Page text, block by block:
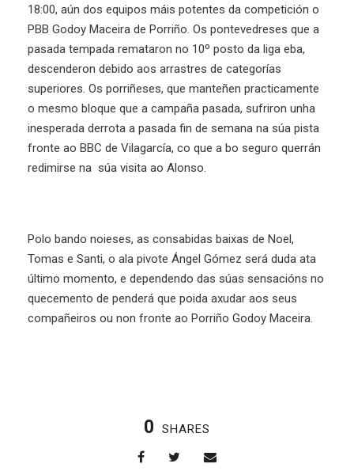
18:00, aún dos equipos máis potentes da competición o
PBB Godoy Maceira de Porriño. Os pontevedreses que a
pasada tempada remataron no 10º posto da liga eba,
descenderon debido aos arrastres de categorías
superiores. Os porriñeses, que manteñen practicamente
o mesmo bloque que a campaña pasada, sufriron unha
inesperada derrota a pasada fin de semana na súa pista
fronte ao BBC de Vilagarcía, co que a bo seguro querrán
redimirse na súa visita ao Alonso.
Polo bando noieses, as consabidas baixas de Noel,
Tomas e Santi, o ala pivote Ángel Gómez será duda ata
último momento, e dependendo das súas sensacións no
quecemento de penderá que poida axudar aos seus
compañeiros ou non fronte ao Porriño Godoy Maceira.
0 SHARES